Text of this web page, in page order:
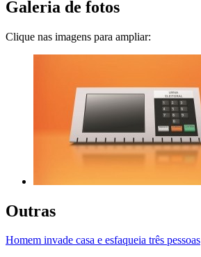
Galeria de fotos
Clique nas imagens para ampliar:
Outras
Homem invade casa e esfaqueia três pessoas